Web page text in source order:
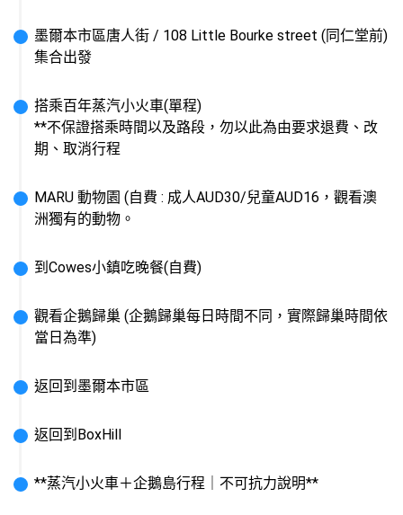
墨爾本市區唐人街 / 108 Little Bourke street (同仁堂前)
集合出發
搭乘百年蒸汽小火車(單程)
**不保證搭乘時間以及路段，勿以此為由要求退費、改
期、取消行程
MARU 動物園 (自費 : 成人AUD30/兒童AUD16，觀看澳
洲獨有的動物。
到Cowes小鎮吃晚餐(自費)
觀看企鵝歸巢 (企鵝歸巢每日時間不同，實際歸巢時間依
當日為準)
返回到墨爾本市區
返回到BoxHill
**蒸汽小火車＋企鵝島行程｜不可抗力說明**